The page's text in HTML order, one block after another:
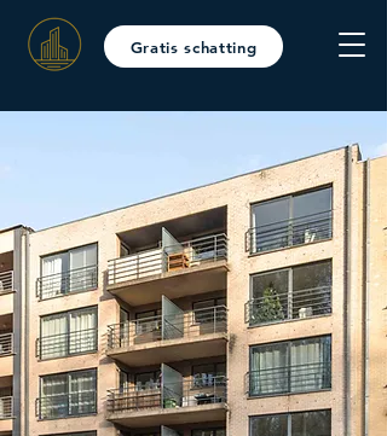
Gratis schatting